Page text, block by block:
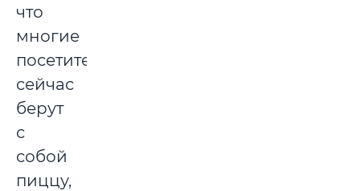
что
многие
посетители
сейчас
берут
с
собой
пиццу,